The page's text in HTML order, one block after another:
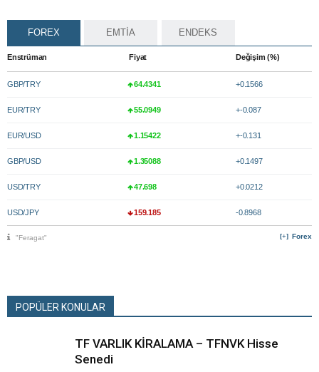
FOREX EMTİA ENDEKS
Enstrüman Fiyat Değişim (%)
GBP/TRY 64.4341 +0.1566
EUR/TRY 55.0949 +-0.087
EUR/USD 1.15422 +-0.131
GBP/USD 1.35088 +0.1497
USD/TRY 47.698 +0.0212
USD/JPY 159.185 -0.8968
Forex
"Feragat"
POPÜLER KONULAR
TF VARLIK KİRALAMA – TFNVK Hisse
Senedi